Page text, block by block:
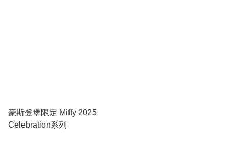
豪斯登堡限定 Miffy 2025
Celebration系列